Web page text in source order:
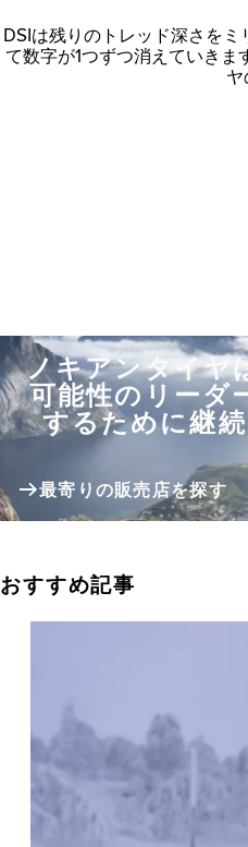
DSIは残りのトレッド深さを
て数字が1つずつ消えていき
ヤ
ノキアンタイヤ
可能性のリーダ
するために継
最寄りの販売店を探す
おすすめ記事